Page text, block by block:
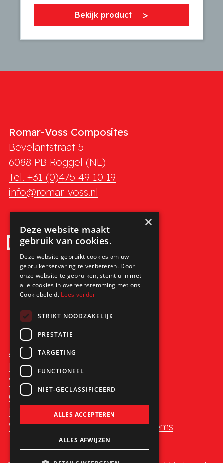
Bekijk product
Romar-Voss Composites
Bevelantstraat 5
6088 PB Roggel (NL)
Tel. +31 (0)475 49 10 19
info@romar-voss.nl
Algemene voorwaarden
Privacy statement
Vacatures
Cookies
Disclaimer
Website Romar-Voss Floor Systems
×
Deze website maakt
gebruik van cookies.
Deze website gebruikt cookies om uw
gebruikerservaring te verbeteren. Door
onze website te gebruiken, stemt u in met
alle cookies in overeenstemming met ons
Cookiebeleid. Lees verder
STRIKT NOODZAKELIJK
PRESTATIE
TARGETING
FUNCTIONEEL
NIET-GECLASSIFICEERD
ALLES ACCEPTEREN
ALLES AFWIJZEN